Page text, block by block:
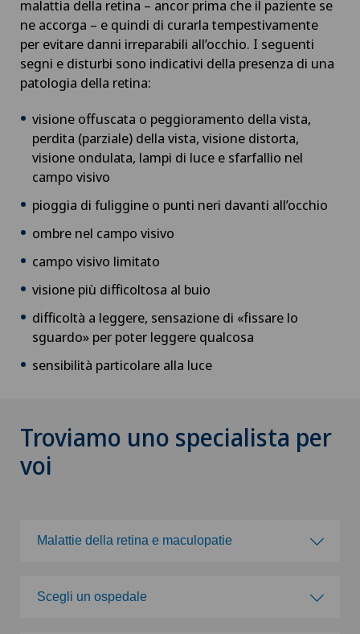
malattia della retina – ancor prima che il paziente se
ne accorga – e quindi di curarla tempestivamente
per evitare danni irreparabili all’occhio. I seguenti
segni e disturbi sono indicativi della presenza di una
patologia della retina:
visione offuscata o peggioramento della vista,
perdita (parziale) della vista, visione distorta,
visione ondulata, lampi di luce e sfarfallio nel
campo visivo
pioggia di fuliggine o punti neri davanti all’occhio
ombre nel campo visivo
campo visivo limitato
visione più difficoltosa al buio
difficoltà a leggere, sensazione di «fissare lo
sguardo» per poter leggere qualcosa
sensibilità particolare alla luce
Troviamo uno specialista per
voi
Malattie della retina e maculopatie
Scegli un ospedale